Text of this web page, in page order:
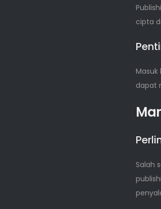
cipta
dapat
Salah